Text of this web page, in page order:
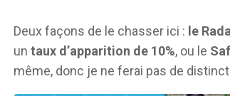
Deux façons de le chasser ici : le
un taux d’apparition de 10%, ou le
même, donc je ne ferai pas de